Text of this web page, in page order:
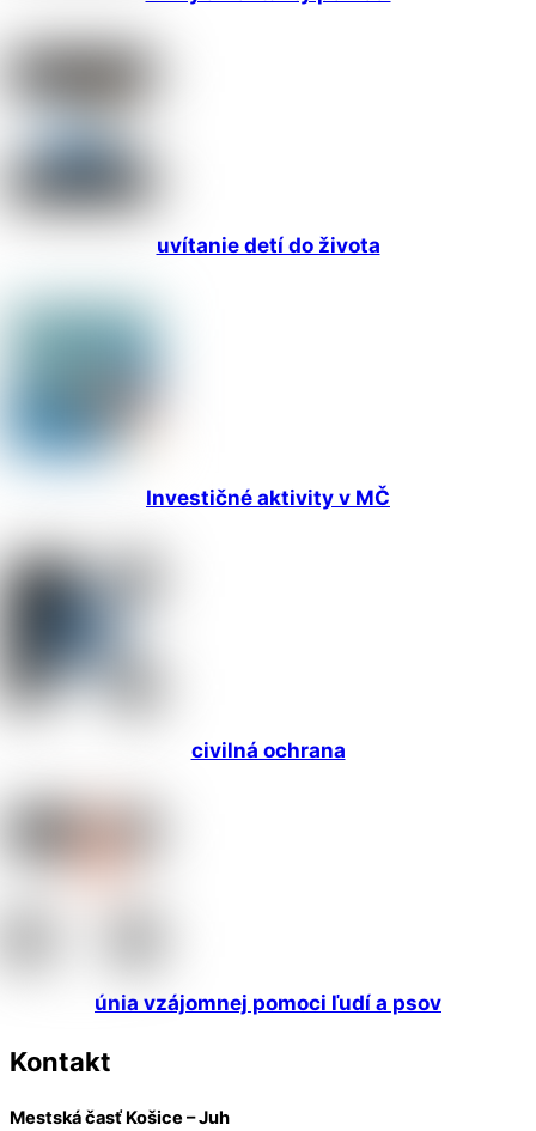
uvítanie detí do života
Investičné aktivity v MČ
civilná ochrana
únia vzájomnej pomoci ľudí a psov
Kontakt
Mestská časť Košice – Juh